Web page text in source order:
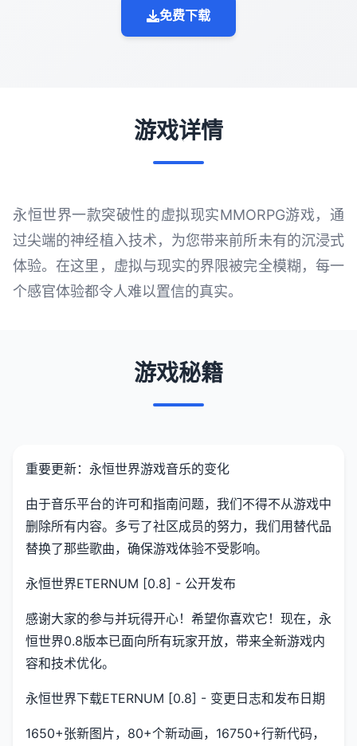
免费下载
游戏详情
永恒世界一款突破性的虚拟现实MMORPG游戏，通
过尖端的神经植入技术，为您带来前所未有的沉浸式
体验。在这里，虚拟与现实的界限被完全模糊，每一
个感官体验都令人难以置信的真实。
游戏秘籍
重要更新：永恒世界游戏音乐的变化
由于音乐平台的许可和指南问题，我们不得不从游戏中
删除所有内容。多亏了社区成员的努力，我们用替代品
替换了那些歌曲，确保游戏体验不受影响。
永恒世界ETERNUM [0.8] - 公开发布
感谢大家的参与并玩得开心！希望你喜欢它！现在，永
恒世界0.8版本已面向所有玩家开放，带来全新游戏内
容和技术优化。
永恒世界下载ETERNUM [0.8] - 变更日志和发布日期
1650+张新图片，80+个新动画，16750+行新代码，